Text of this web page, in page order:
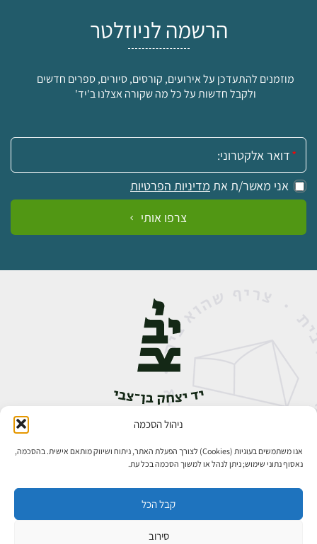
ניהול הסכמה
אנו משתמשים בעוגיות (Cookies) לצורך הפעלת האתר, ניתוח ושיווק מותאם אישית. בהסכמה,
נאסוף נתוני שימוש; ניתן לנהל או למשוך הסכמה בכל עת.
קבל הכל
סירוב
הרשמה לניוזלטר
מוזמנים להתעדכן על אירועים, קורסים, סיורים, ספרים חדשים
ולקבל חדשות על כל מה שקורה אצלנו ב'יד'
אימייל:
אני מאשר/ת את מדיניות הפרטיות
צרפו אותי
אבן גבירול 14, רחביה, ירושלים